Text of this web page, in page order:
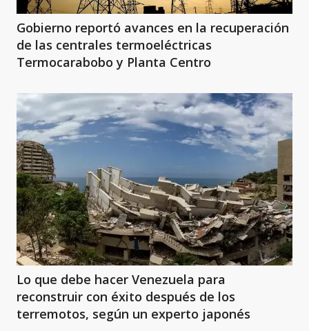
Gobierno reportó avances en la recuperación
de las centrales termoeléctricas
Termocarabobo y Planta Centro
Lo que debe hacer Venezuela para
reconstruir con éxito después de los
terremotos, según un experto japonés